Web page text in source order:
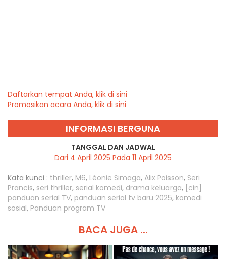
Daftarkan tempat Anda, klik di sini
Promosikan acara Anda, klik di sini
INFORMASI BERGUNA
TANGGAL DAN JADWAL
Dari 4 April 2025 Pada 11 April 2025
Kata kunci : thriller, M6, Léonie Simaga, Alix Poisson, Seri
Prancis, seri thriller, serial komedi, drama keluarga, [cin]
panduan serial TV, panduan serial tv baru 2025, komedi
sosial, Panduan program TV
BACA JUGA ...